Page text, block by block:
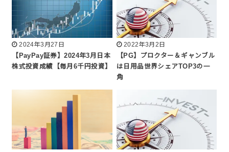
2024年3月27日
【PayPay証券】2024年3月日本
株式投資成績【毎月6千円投資】
2022年3月2日
【PG】プロクター＆ギャンブル
は日用品世界シェアTOP3の一
角